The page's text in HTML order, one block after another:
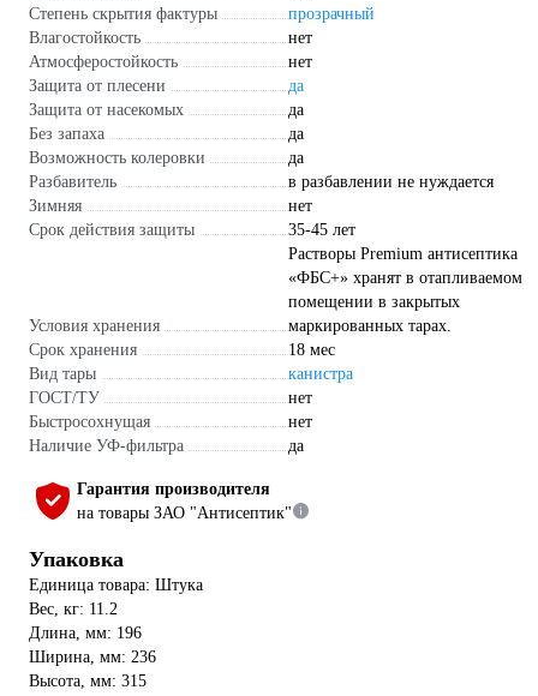
Степень скрытия фактуры
прозрачный
Влагостойкость
нет
Атмосферостойкость
нет
Защита от плесени
да
Защита от насекомых
да
Без запаха
да
Возможность колеровки
да
Разбавитель
в разбавлении не нуждается
Зимняя
нет
Срок действия защиты
35-45 лет
Условия хранения
Растворы Premium антисептика
«ФБС+» хранят в отапливаемом
помещении в закрытых
маркированных тарах.
Срок хранения
18 мес
Вид тары
канистра
ГОСТ/ТУ
нет
Быстросохнущая
нет
Наличие УФ-фильтра
да
Гарантия производителя
на товары ЗАО "Антисептик"
Упаковка
Единица товара: Штука
Вес, кг: 11.2
Длина, мм: 196
Ширина, мм: 236
Высота, мм: 315